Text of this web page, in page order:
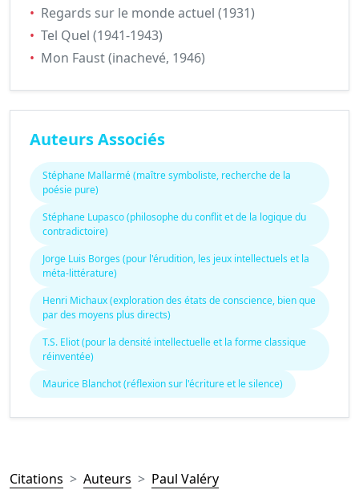
• Regards sur le monde actuel (1931)
• Tel Quel (1941-1943)
• Mon Faust (inachevé, 1946)
Auteurs Associés
Stéphane Mallarmé (maître symboliste, recherche de la
poésie pure)
Stéphane Lupasco (philosophe du conflit et de la logique du
contradictoire)
Jorge Luis Borges (pour l'érudition, les jeux intellectuels et la
méta-littérature)
Henri Michaux (exploration des états de conscience, bien que
par des moyens plus directs)
T.S. Eliot (pour la densité intellectuelle et la forme classique
réinventée)
Maurice Blanchot (réflexion sur l'écriture et le silence)
Citations Auteurs Paul Valéry